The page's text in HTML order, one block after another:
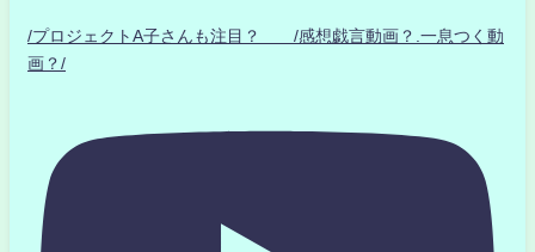
/プロジェクトA子さんも注目？ /感想戯言動画？.一息つく動
画？/